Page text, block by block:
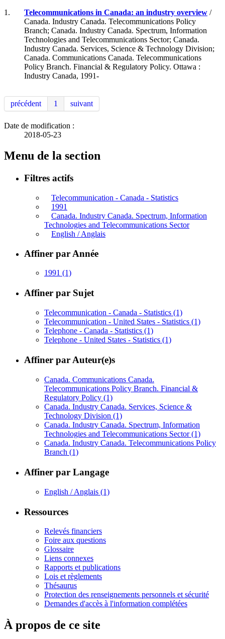
1. Telecommunications in Canada: an industry overview /
Canada. Industry Canada. Telecommunications Policy
Branch; Canada. Industry Canada. Spectrum, Information
Technologies and Telecommunications Sector; Canada.
Industry Canada. Services, Science & Technology Division;
Canada. Communications Canada. Telecommunications
Policy Branch. Financial & Regulatory Policy. Ottawa :
Industry Canada, 1991-
précédent 1 suivant
Date de modification :
2018-05-23
Menu de la section
Filtres actifs
Telecommunication - Canada - Statistics
1991
Canada. Industry Canada. Spectrum, Information
Technologies and Telecommunications Sector
English / Anglais
Affiner par Année
1991 (1)
Affiner par Sujet
Telecommunication - Canada - Statistics (1)
Telecommunication - United States - Statistics (1)
Telephone - Canada - Statistics (1)
Telephone - United States - Statistics (1)
Affiner par Auteur(e)s
Canada. Communications Canada.
Telecommunications Policy Branch. Financial &
Regulatory Policy (1)
Canada. Industry Canada. Services, Science &
Technology Division (1)
Canada. Industry Canada. Spectrum, Information
Technologies and Telecommunications Sector(1)
Canada. Industry Canada. Telecommunications Policy
Branch (1)
Affiner par Langage
English / Anglais (1)
Ressources
Relevés financiers
Foire aux questions
Glossaire
Liens connexes
Rapports et publications
Lois et règlements
Thésaurus
Protection des renseignements personnels et sécurité
Demandes d'accès à l'information complétées
À propos de ce site